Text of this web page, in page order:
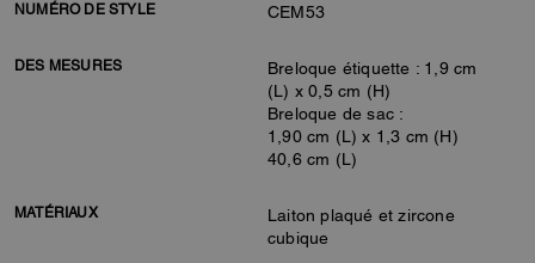
NUMÉRO DE STYLE CEM53
DES MESURES
Breloque étiquette : 1,9 cm
(L) x 0,5 cm (H)
Breloque de sac :
1,90 cm (L) x 1,3 cm (H)
40,6 cm (L)
MATÉRIAUX
Laiton plaqué et zircone
cubique